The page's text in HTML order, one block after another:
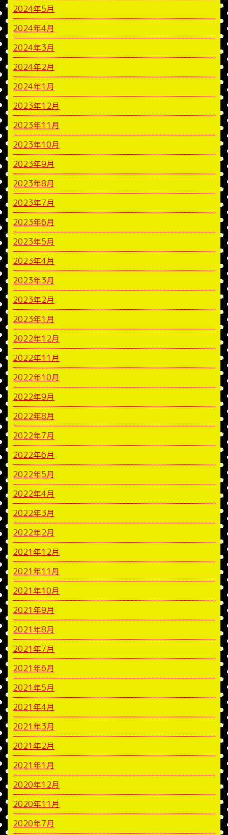
2024年5月
2024年4月
2024年3月
2024年2月
2024年1月
2023年12月
2023年11月
2023年10月
2023年9月
2023年8月
2023年7月
2023年6月
2023年5月
2023年4月
2023年3月
2023年2月
2023年1月
2022年12月
2022年11月
2022年10月
2022年9月
2022年8月
2022年7月
2022年6月
2022年5月
2022年4月
2022年3月
2022年2月
2021年12月
2021年11月
2021年10月
2021年9月
2021年8月
2021年7月
2021年6月
2021年5月
2021年4月
2021年3月
2021年2月
2021年1月
2020年12月
2020年11月
2020年7月